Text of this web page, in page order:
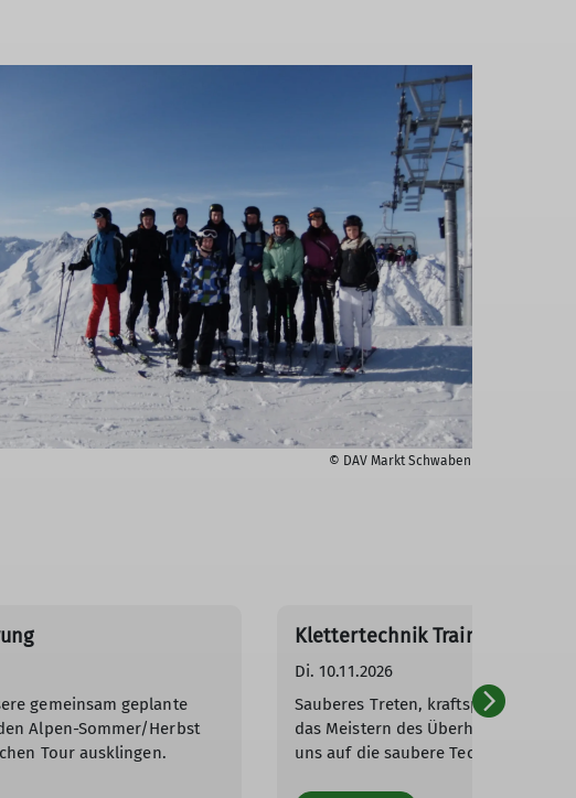
© DAV Markt Schwaben
gemeinsam geplante
Alpen-Sommer/Herbst
Tour ausklingen.
Klettertechnik Training
Di. 10.11.2026
Sauberes Treten, kraftsparendes
das Meistern des Überhanges. Wir
uns auf die saubere Technik beim